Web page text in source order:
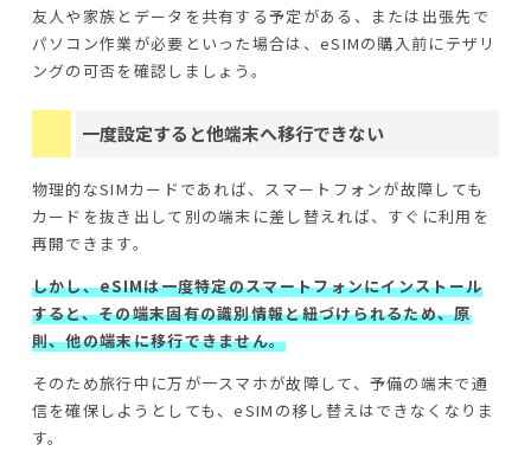
友人や家族とデータを共有する予定がある、または出張先で
パソコン作業が必要といった場合は、eSIMの購入前にテザリ
ングの可否を確認しましょう。
一度設定すると他端末へ移行できない
物理的なSIMカードであれば、スマートフォンが故障しても
カードを抜き出して別の端末に差し替えれば、すぐに利用を
再開できます。
しかし、eSIMは一度特定のスマートフォンにインストール
すると、その端末固有の識別情報と紐づけられるため、原
則、他の端末に移行できません。
そのため旅行中に万が一スマホが故障して、予備の端末で通
信を確保しようとしても、eSIMの移し替えはできなくなりま
す。